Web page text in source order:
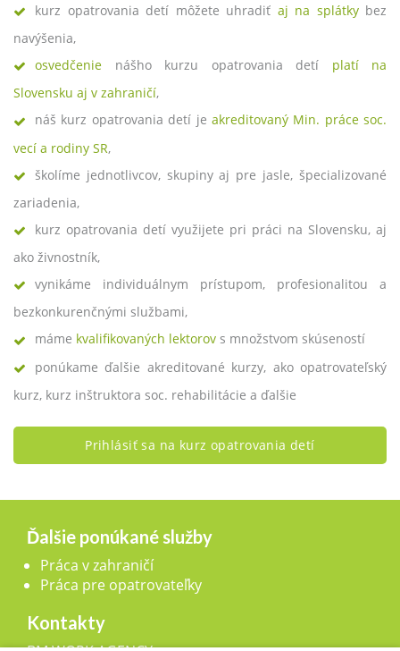
kurz opatrovania detí môžete uhradiť aj na splátkybez
navýšenia,
osvedčenie nášho kurzu opatrovania detí platí na
Slovensku aj v zahraničí,
náš kurz opatrovania detí je akreditovaný Min. práce soc.
vecí a rodiny SR,
školíme jednotlivcov, skupiny aj pre jasle, špecializované
zariadenia,
kurz opatrovania detí využijete pri práci na Slovensku, aj
ako živnostník,
vynikáme individuálnym prístupom, profesionalitou a
bezkonkurenčnými službami,
máme kvalifikovaných lektorov s množstvom skúseností
ponúkame ďalšie akreditované kurzy, ako opatrovateľský
kurz, kurz inštruktora soc. rehabilitácie a ďalšie
Prihlásiť sa na kurz opatrovania detí
Ďalšie ponúkané služby
Práca v zahraničí
Práca pre opatrovateľky
Kontakty